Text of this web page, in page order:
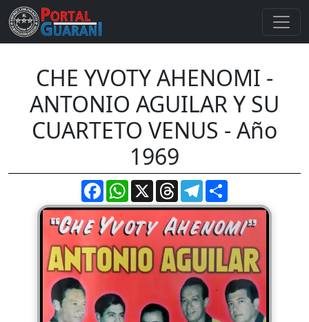
CHE YVOTY AHENOMI -
ANTONIO AGUILAR Y SU
CUARTETO VENUS - Año
1969
FacebookWhatsApp
X ThreadsTelegram